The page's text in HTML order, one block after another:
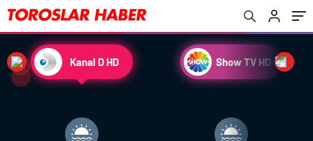
Kanal D HD Show TV HD